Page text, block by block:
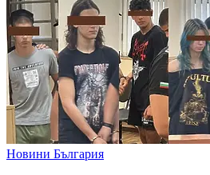
Новини България